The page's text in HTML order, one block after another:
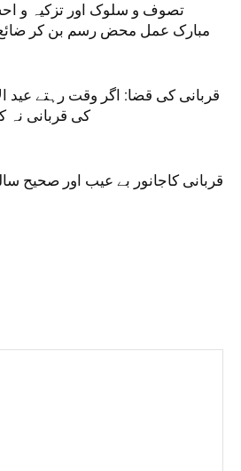
تصوف و سلوک اور تزکیہ و
مبارک عمل محض رسم بن کر
قربانی کی قضا: اگر وقت رہتے عید
کی قربانی نہ
قربانی کاجانور بے عیب اور صحیح